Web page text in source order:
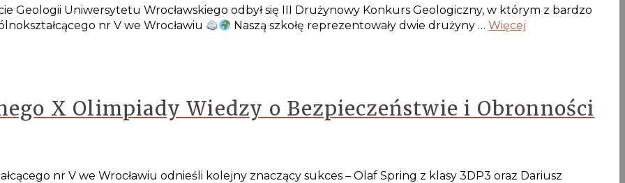
Geologii Uniwersytetu Wrocławskiego odbył się III Drużynowy Konkurs Geologiczny, w którym z bardzo
nr V we Wrocławiu
Naszą szkołę reprezentowały dwie drużyny …Więcej
X Olimpiady Wiedzy o Bezpieczeństwie i Obronności
nr V we Wrocławiu odnieśli kolejny znaczący sukces – Olaf Spring z klasy 3DP3 oraz Dariusz